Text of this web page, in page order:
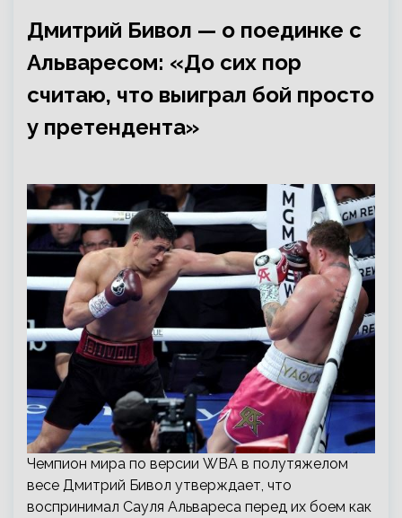
Дмитрий Бивол — о поединке с
Альваресом: «До сих пор
считаю, что выиграл бой просто
у претендента»
Чемпион мира по версии WBA в полутяжелом
весе Дмитрий Бивол утверждает, что
воспринимал Сауля Альвареса перед их боем как